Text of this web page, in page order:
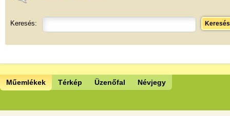
Keresés: Keresés
Műemlékek Térkép Üzenőfal Névjegy